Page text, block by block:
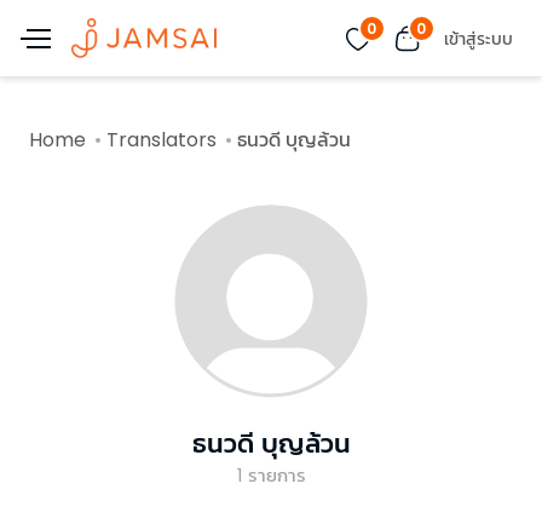
0 0 เข้าสู่ระบบ
Home Translators ธนวดี บุญล้วน
ธนวดี บุญล้วน
1 รายการ